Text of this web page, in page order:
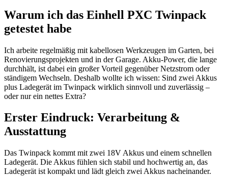
Warum ich das Einhell PXC Twinpack
getestet habe
Ich arbeite regelmäßig mit kabellosen Werkzeugen im Garten, bei
Renovierungsprojekten und in der Garage. Akku-Power, die lange
durchhält, ist dabei ein großer Vorteil gegenüber Netzstrom oder
ständigem Wechseln. Deshalb wollte ich wissen: Sind zwei Akkus
plus Ladegerät im Twinpack wirklich sinnvoll und zuverlässig –
oder nur ein nettes Extra?
Erster Eindruck: Verarbeitung &
Ausstattung
Das Twinpack kommt mit zwei 18V Akkus und einem schnellen
Ladegerät. Die Akkus fühlen sich stabil und hochwertig an, das
Ladegerät ist kompakt und lädt gleich zwei Akkus nacheinander.